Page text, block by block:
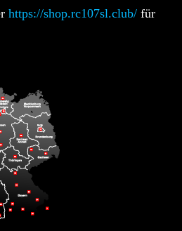
https://shop.rc107sl.club/ für